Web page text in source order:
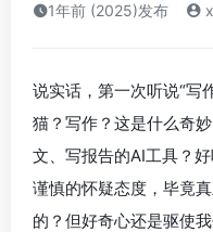
1年前 (2025)发布
说实话，第一次听说“写
猫？写作？这是什么奇
文、写报告的AI工具？
谨慎的怀疑态度，毕竟
的？但好奇心还是驱使我